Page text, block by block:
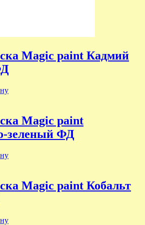
Magic paint Кадмий
Magic paint
зеленый ФД
Magic paint Кобальт